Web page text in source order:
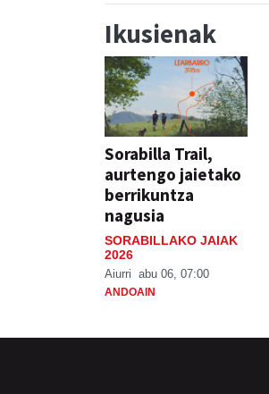
Ikusienak
Sorabilla Trail,
aurtengo jaietako
berrikuntza
nagusia
SORABILLAKO JAIAK
2026
Aiurri abu 06, 07:00
ANDOAIN